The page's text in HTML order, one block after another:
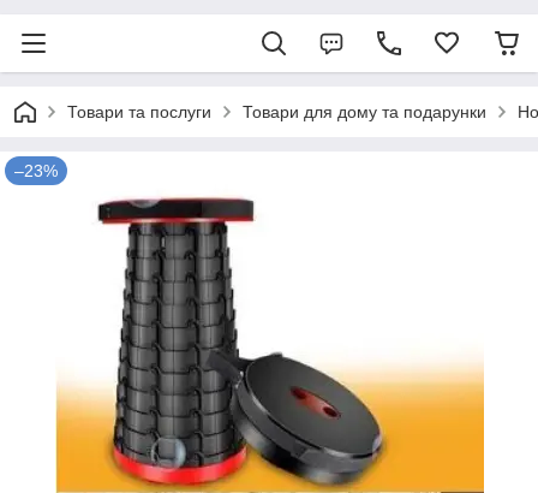
Товари та послуги Товари для дому та подарунки
–23%